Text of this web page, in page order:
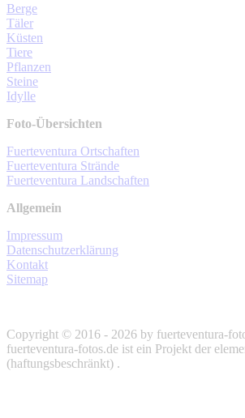
Berge
Täler
Küsten
Tiere
Pflanzen
Steine
Idylle
Foto-Übersichten
Fuerteventura Ortschaften
Fuerteventura Strände
Fuerteventura Landschaften
Allgemein
Impressum
Datenschutzerklärung
Kontakt
Sitemap
Copyright © 2016 - 2026 by fuerteventura-
fuerteventura-fotos.de ist ein Projekt der
(haftungsbeschränkt) .